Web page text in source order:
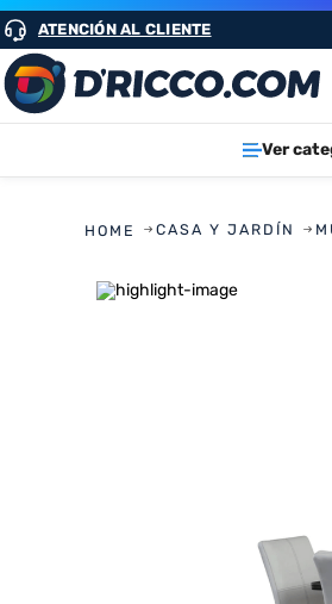
ATENCIÓN AL CLIENTE
Ver
CASA Y JARDÍN